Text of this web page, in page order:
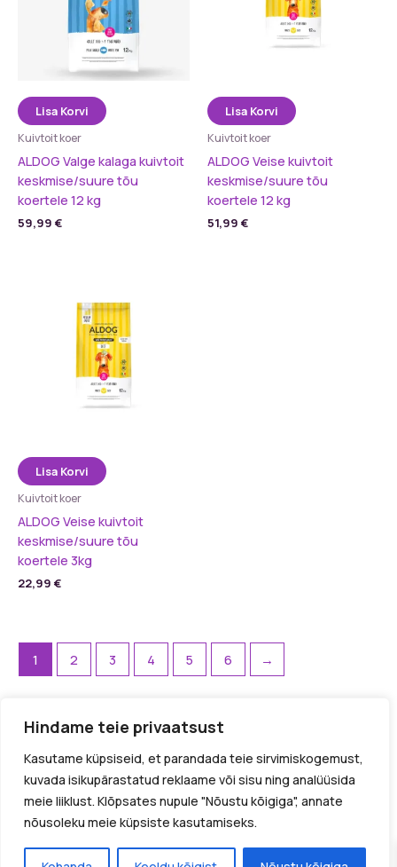
Hindame teie privaatsust
Kasutame küpsiseid, et parandada teie sirvimiskogemust,
kuvada isikupärastatud reklaame või sisu ning analüüsida
meie liiklust. Klõpsates nupule "Nõustu kõigiga", annate
nõusoleku meie küpsiste kasutamiseks.
Lisa Korvi
Kuivtoit koer
ALDOG Valge kalaga kuivtoit
keskmise/suure tõu
koertele 12 kg
59,99 €
Lisa Korvi
Kuivtoit koer
ALDOG Veise kuivtoit
keskmise/suure tõu
koertele 12 kg
51,99 €
Lisa Korvi
Kuivtoit koer
ALDOG Veise kuivtoit
keskmise/suure tõu
koertele 3kg
22,99 €
1 2 3 4 5 6 →
Meist
Blogi
Kontakt